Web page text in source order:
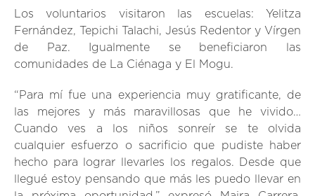
Los voluntarios visitaron las escuelas: Yelitza
Fernández, Tepichi Talachi, Jesús Redentor y Vírgen
de Paz. Igualmente se beneficiaron las
comunidades de La Ciénaga y El Mogu.
“Para mí fue una experiencia muy gratificante, de
las mejores y más maravillosas que he vivido…
Cuando ves a los niños sonreír se te olvida
cualquier esfuerzo o sacrificio que pudiste haber
hecho para lograr llevarles los regalos. Desde que
llegué estoy pensando que más les puedo llevar en